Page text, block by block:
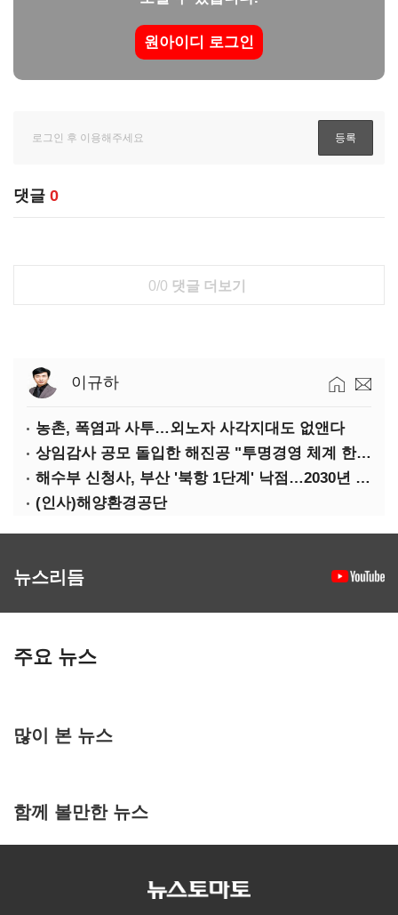
원아이디 로그인
댓글 0
0/0 댓글 더보기
이규하
농촌, 폭염과 사투…외노자 사각지대도 없앤다
상임감사 공모 돌입한 해진공 "투명경영 체계 한층 강화"
해수부 신청사, 부산 '북항 1단계' 낙점…2030년 완공 목표
(인사)해양환경공단
뉴스리듬
주요 뉴스
많이 본 뉴스
함께 볼만한 뉴스